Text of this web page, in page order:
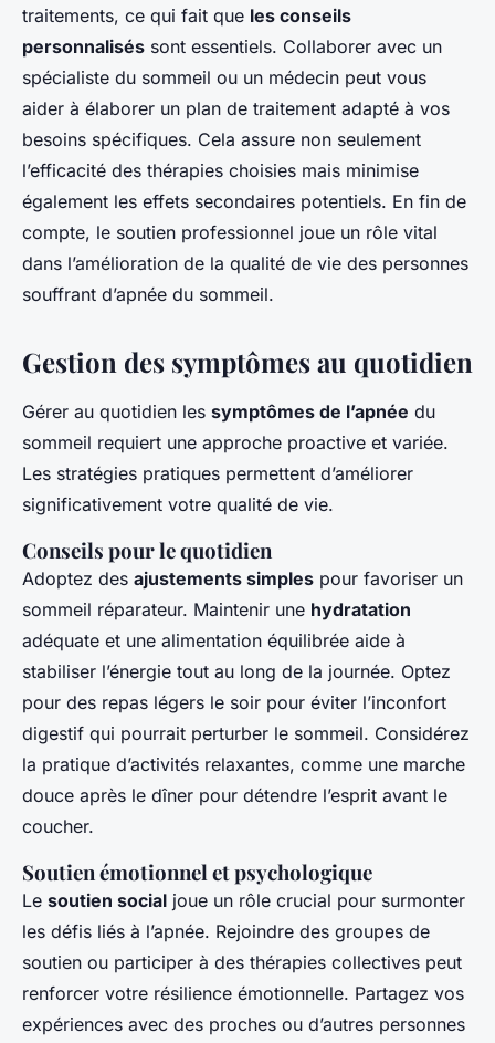
traitements, ce qui fait que les conseils
personnalisés sont essentiels. Collaborer avec un
spécialiste du sommeil ou un médecin peut vous
aider à élaborer un plan de traitement adapté à vos
besoins spécifiques. Cela assure non seulement
l’efficacité des thérapies choisies mais minimise
également les effets secondaires potentiels. En fin de
compte, le soutien professionnel joue un rôle vital
dans l’amélioration de la qualité de vie des personnes
souffrant d’apnée du sommeil.
Gestion des symptômes au quotidien
Gérer au quotidien les symptômes de l’apnée du
sommeil requiert une approche proactive et variée.
Les stratégies pratiques permettent d’améliorer
significativement votre qualité de vie.
Conseils pour le quotidien
Adoptez des ajustements simples pour favoriser un
sommeil réparateur. Maintenir une hydratation
adéquate et une alimentation équilibrée aide à
stabiliser l’énergie tout au long de la journée. Optez
pour des repas légers le soir pour éviter l’inconfort
digestif qui pourrait perturber le sommeil. Considérez
la pratique d’activités relaxantes, comme une marche
douce après le dîner pour détendre l’esprit avant le
coucher.
Soutien émotionnel et psychologique
Le soutien social joue un rôle crucial pour surmonter
les défis liés à l’apnée. Rejoindre des groupes de
soutien ou participer à des thérapies collectives peut
renforcer votre résilience émotionnelle. Partagez vos
expériences avec des proches ou d’autres personnes